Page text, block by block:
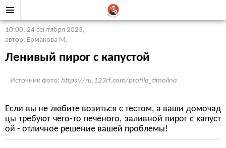
10:00, 24 сентября 2023,
автор: Ермакова М.
Ленивый пирог с капустой
Источник фото: https://ru.123rf.com/profile_timolina
Если вы не любите возиться с тестом, а ваши домочад
цы требуют чего-то печеного, заливной пирог с капуст
ой - отличное решение вашей проблемы!